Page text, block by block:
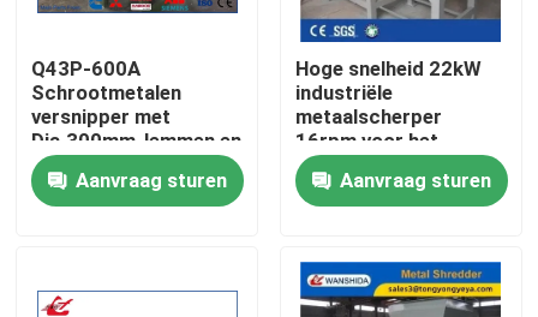
Producten
Q43P-600A
Schrootmetalen
versnipper met
Dia.300mm-lemmen en
20-stuk-snijmachine
voor
afvalvolumevermindering
Aanvraag sturen
Hoge snelheid 22kW
industriële
metaalscherper
16rpm voor het
verkleinen en recyclen
van metaalschroot
Aanvraag sturen